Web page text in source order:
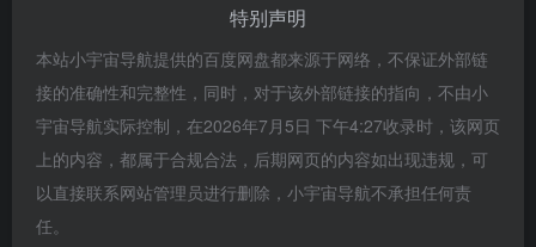
特别声明
本站小宇宙导航提供的百度网盘都来源于网络，不保证外部链
接的准确性和完整性，同时，对于该外部链接的指向，不由小
宇宙导航实际控制，在2026年7月5日 下午4:27收录时，该网页
上的内容，都属于合规合法，后期网页的内容如出现违规，可
以直接联系网站管理员进行删除，小宇宙导航不承担任何责
任。